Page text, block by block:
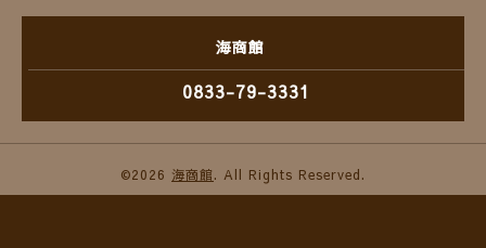
海商館
0833-79-3331
©2026 海商館. All Rights Reserved.